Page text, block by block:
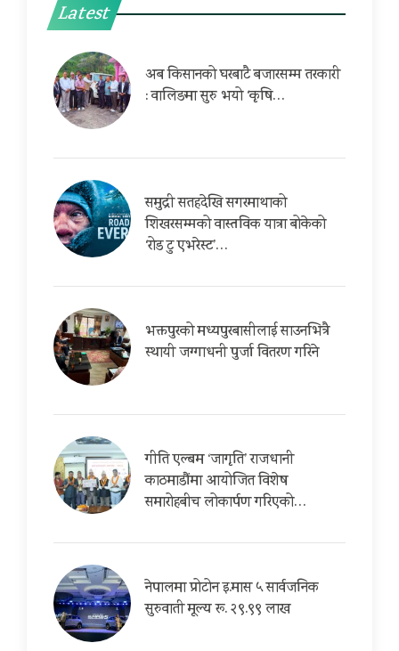
Latest
अब किसानको घरबाटै बजारसम्म तरकारी
: वालिङमा सुरु भयो ‘कृषि…
समुद्री सतहदेखि सगरमाथाको
शिखरसम्मको वास्तविक यात्रा बोकेको
‘रोड टु एभरेस्ट’…
भक्तपुरको मध्यपुरबासीलाई साउनभित्रै
स्थायी जग्गाधनी पुर्जा वितरण गरिने
गीति एल्बम ‘जागृति’ राजधानी
काठमाडौंमा आयोजित विशेष
समारोहबीच लोकार्पण गरिएको…
नेपालमा प्रोटोन इ.मास ५ सार्वजनिक
सुरुवाती मूल्य रू. २९.९९ लाख